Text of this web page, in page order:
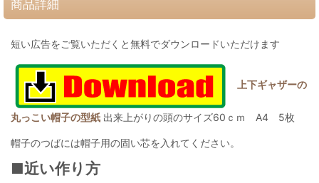
商品詳細
短い広告をご覧いただくと無料でダウンロードいただけます
上下ギャザーの
丸っこい帽子の型紙 出来上がりの頭のサイズ60ｃｍ A4 5枚
帽子のつばには帽子用の固い芯を入れてください。
■近い作り方